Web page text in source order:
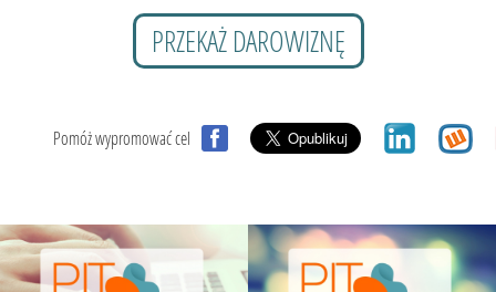
PRZEKAŻ DAROWIZNĘ
Pomóż wypromować cel